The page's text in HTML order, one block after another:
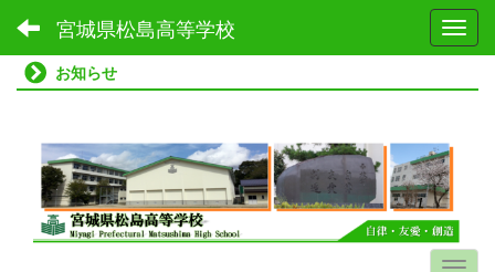
宮城県松島高等学校
お知らせ